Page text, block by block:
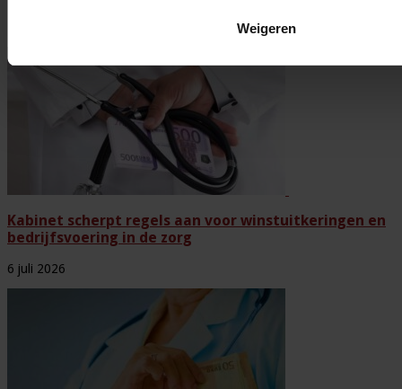
Weigeren
Kabinet scherpt regels aan voor winstuitkeringen en
bedrijfsvoering in de zorg
6 juli 2026